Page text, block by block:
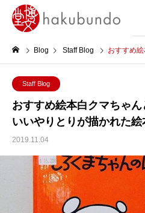
Blog Staff Blog おすすめ絵本白クマ
Staff Blog
おすすめ絵本白クマちゃ
いいやりとりが描かれた絵
2019.11.04